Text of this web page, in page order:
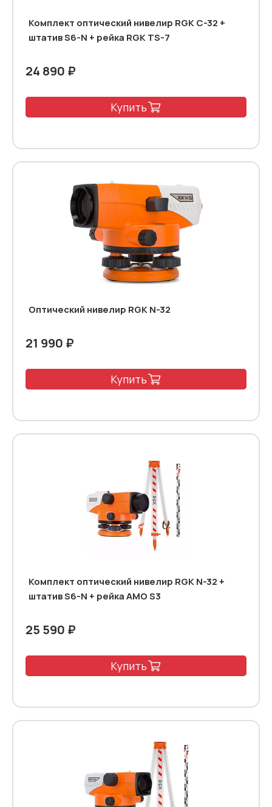
Комплект оптический нивелир RGK C-32 +
штатив S6-N + рейка RGK TS-7
24 890 ₽
Купить
Оптический нивелир RGK N-32
21 990 ₽
Купить
Комплект оптический нивелир RGK N-32 +
штатив S6-N + рейка AMO S3
25 590 ₽
Купить